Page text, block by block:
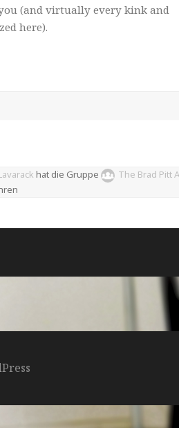
(and virtually every kink and
here).
hat die Gruppe The Brad Pitt